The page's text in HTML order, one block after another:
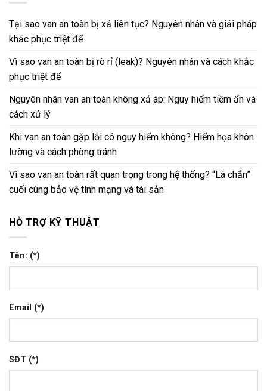
Tại sao van an toàn bị xả liên tục? Nguyên nhân và giải pháp
khắc phục triệt để
Vì sao van an toàn bị rò rỉ (leak)? Nguyên nhân và cách khắc
phục triệt để
Nguyên nhân van an toàn không xả áp: Nguy hiểm tiềm ẩn và
cách xử lý
Khi van an toàn gặp lỗi có nguy hiểm không? Hiểm họa khôn
lường và cách phòng tránh
Vì sao van an toàn rất quan trọng trong hệ thống? “Lá chắn”
cuối cùng bảo vệ tính mạng và tài sản
HỖ TRỢ KỸ THUẬT
Tên: (*)
Email (*)
SĐT (*)